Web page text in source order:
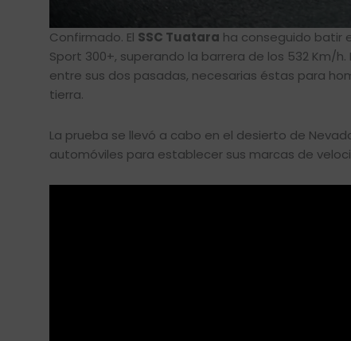
Confirmado. El SSC Tuatara ha conseguido batir
Sport 300+, superando la barrera de los 532 Km/
entre sus dos pasadas, necesarias éstas para
tierra.
La prueba se llevó a cabo en el desierto de
automóviles para establecer sus marcas de